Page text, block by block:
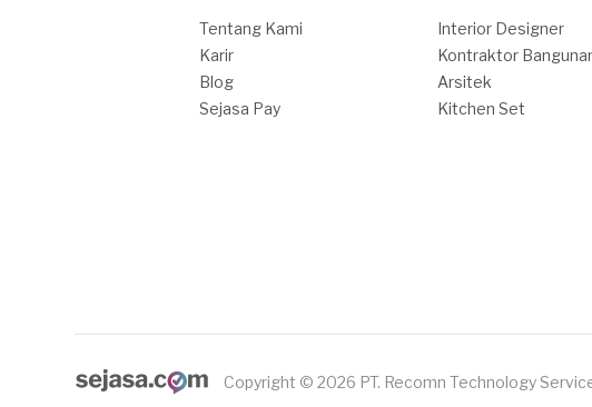
Tentang Kami
Karir
Blog
Sejasa Pay
Interior Designer
Kontraktor
Arsitek
Kitchen Set
Copyright © 2026 PT. Recomn Technology